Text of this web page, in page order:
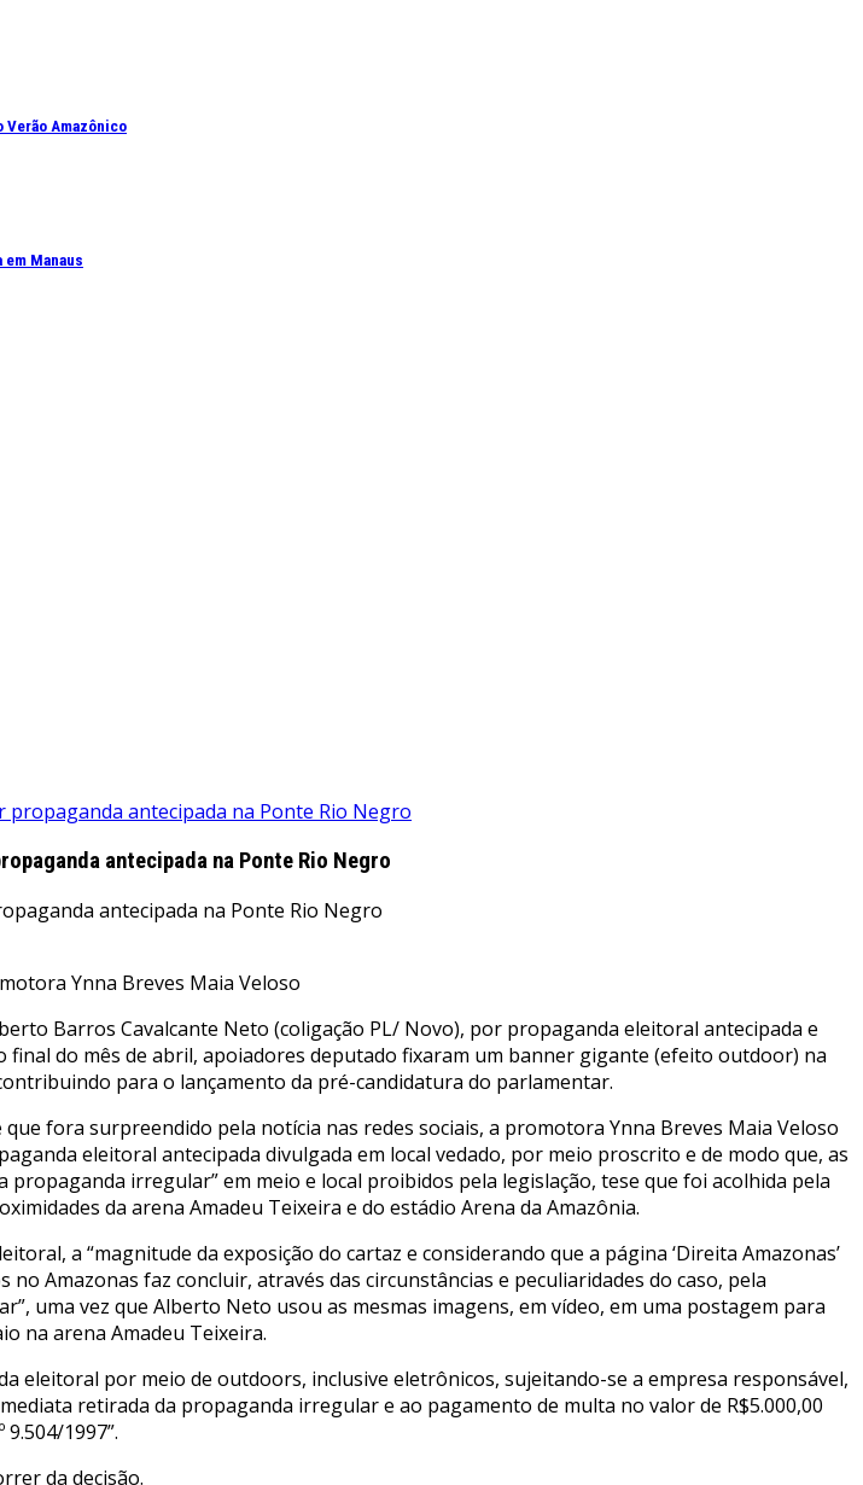
Verão Amazônico
Manaus
propaganda antecipada na Ponte Rio Negro
antecipada na Ponte Rio Negro
Ynna Breves Maia Veloso
Barros Cavalcante Neto (coligação PL/ Novo), por propaganda eleitoral antecipada e
do mês de abril, apoiadores deputado fixaram um banner gigante (efeito outdoor) na
para o lançamento da pré-candidatura do parlamentar.
fora surpreendido pela notícia nas redes sociais, a promotora Ynna Breves Maia Veloso
eleitoral antecipada divulgada em local vedado, por meio proscrito e de modo que, as
irregular” em meio e local proibidos pela legislação, tese que foi acolhida pela
da arena Amadeu Teixeira e do estádio Arena da Amazônia.
a “magnitude da exposição do cartaz e considerando que a página ‘Direita Amazonas’
Amazonas faz concluir, através das circunstâncias e peculiaridades do caso, pela
uma vez que Alberto Neto usou as mesmas imagens, em vídeo, em uma postagem para
na arena Amadeu Teixeira.
eleitoral por meio de outdoors, inclusive eletrônicos, sujeitando-se a empresa responsável,
retirada da propaganda irregular e ao pagamento de multa no valor de R$5.000,00
1997”.
da decisão.